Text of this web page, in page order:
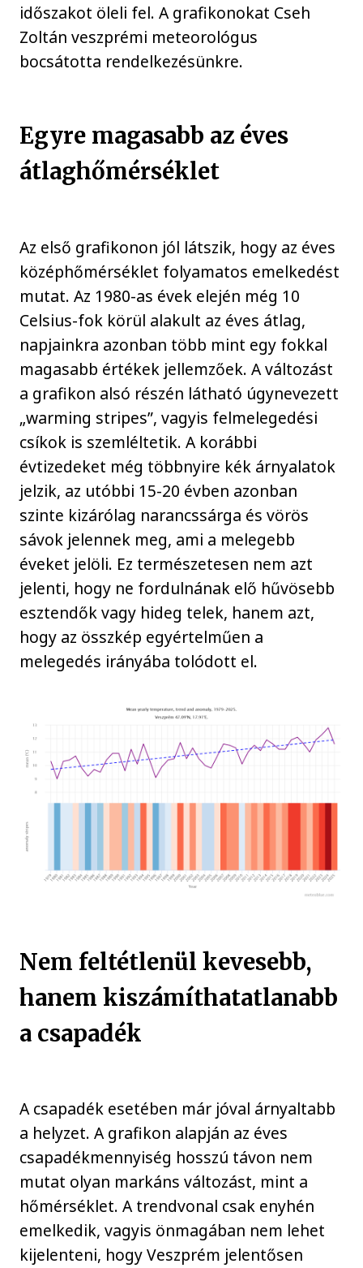
időszakot öleli fel. A grafikonokat Cseh
Zoltán veszprémi meteorológus
bocsátotta rendelkezésünkre.
Egyre magasabb az éves
átlaghőmérséklet
Az első grafikonon jól látszik, hogy az éves
középhőmérséklet folyamatos emelkedést
mutat. Az 1980-as évek elején még 10
Celsius-fok körül alakult az éves átlag,
napjainkra azonban több mint egy fokkal
magasabb értékek jellemzőek. A változást
a grafikon alsó részén látható úgynevezett
„warming stripes”, vagyis felmelegedési
csíkok is szemléltetik. A korábbi
évtizedeket még többnyire kék árnyalatok
jelzik, az utóbbi 15-20 évben azonban
szinte kizárólag narancssárga és vörös
sávok jelennek meg, ami a melegebb
éveket jelöli. Ez természetesen nem azt
jelenti, hogy ne fordulnának elő hűvösebb
esztendők vagy hideg telek, hanem azt,
hogy az összkép egyértelműen a
melegedés irányába tolódott el.
Nem feltétlenül kevesebb,
hanem kiszámíthatatlanabb
a csapadék
A csapadék esetében már jóval árnyaltabb
a helyzet. A grafikon alapján az éves
csapadékmennyiség hosszú távon nem
mutat olyan markáns változást, mint a
hőmérséklet. A trendvonal csak enyhén
emelkedik, vagyis önmagában nem lehet
kijelenteni, hogy Veszprém jelentősen